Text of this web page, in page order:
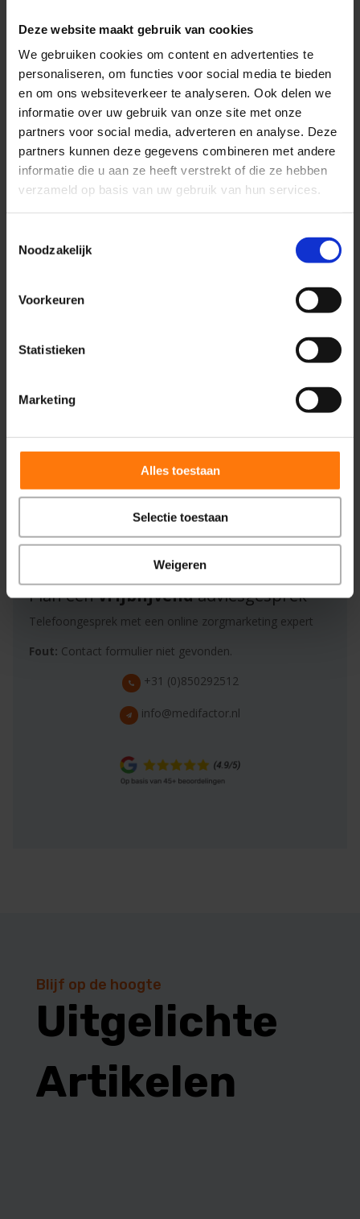
Deze website maakt gebruik van cookies
We gebruiken cookies om content en advertenties te
personaliseren, om functies voor social media te bieden
en om ons websiteverkeer te analyseren. Ook delen we
informatie over uw gebruik van onze site met onze
partners voor social media, adverteren en analyse. Deze
partners kunnen deze gegevens combineren met andere
informatie die u aan ze heeft verstrekt of die ze hebben
verzameld op basis van uw gebruik van hun services.
Noodzakelijk
Voorkeuren
Statistieken
Marketing
Alles toestaan
Selectie toestaan
Weigeren
gerust eens contact met ons op.
Wie is Medifactor
koers willen varen.
Of het nu gaat om groei voor jouw praktijk, cliënten
aantrekken die bij jouw specialisme passen, het
borgen van jouw identiteit in de zorgketen of het
effectiever helpen van bestaande cliënten.
Medifactor helpt jou stapsgewijs deze doelen te
bereiken.
Plan eenvrijblijvendadviesgesprek
Telefoongesprek met een online zorgmarketing expert
Fout: Contact formulier niet gevonden.
+31 (0)850292512
info@medifactor.nl
Blijf op de hoogte
Uitgelichte
Artikelen